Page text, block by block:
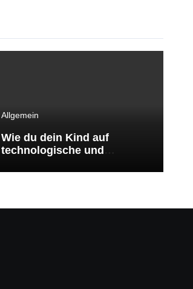
Allgemein
Wie du dein Kind auf
technologische und
Herausforderungen